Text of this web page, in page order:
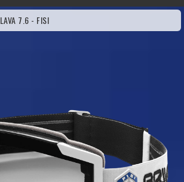
LAVA 7.6 - FISI